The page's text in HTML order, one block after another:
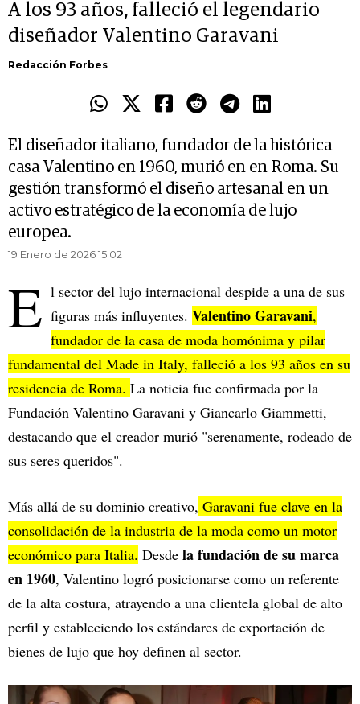
A los 93 años, falleció el legendario
diseñador Valentino Garavani
Redacción Forbes
El diseñador italiano, fundador de la histórica
casa Valentino en 1960, murió en en Roma. Su
gestión transformó el diseño artesanal en un
activo estratégico de la economía de lujo
europea.
19 Enero de 2026 15.02
E l sector del lujo internacional despide a una de sus
figuras más influyentes. Valentino Garavani,
fundador de la casa de moda homónima y pilar
fundamental del Made in Italy, falleció a los 93 años en su
residencia de Roma. La noticia fue confirmada por la
Fundación Valentino Garavani y Giancarlo Giammetti,
destacando que el creador murió "serenamente, rodeado de
sus seres queridos".
Más allá de su dominio creativo, Garavani fue clave en la
consolidación de la industria de la moda como un motor
económico para Italia. Desde la fundación de su marca
en 1960, Valentino logró posicionarse como un referente
de la alta costura, atrayendo a una clientela global de alto
perfil y estableciendo los estándares de exportación de
bienes de lujo que hoy definen al sector.